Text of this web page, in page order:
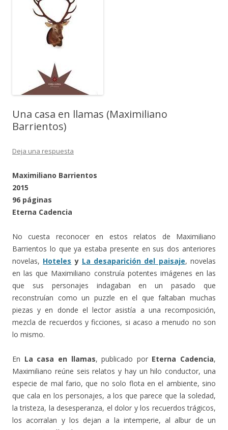
Una casa en llamas (Maximiliano
Barrientos)
Deja una respuesta
Maximiliano Barrientos
2015
96 páginas
Eterna Cadencia
No cuesta reconocer en estos relatos de Maximiliano
Barrientos lo que ya estaba presente en sus dos anteriores
novelas, Hoteles y La desaparición del paisaje, novelas
en las que Maximiliano construía potentes imágenes en las
que sus personajes indagaban en un pasado que
reconstruían como un puzzle en el que faltaban muchas
piezas y en donde el lector asistía a una recomposición,
mezcla de recuerdos y ficciones, si acaso a menudo no son
lo mismo.
En La casa en llamas, publicado por Eterna Cadencia,
Maximiliano reúne seis relatos y hay un hilo conductor, una
especie de mal fario, que no solo flota en el ambiente, sino
que cala en los personajes, a los que parece que la soledad,
la tristeza, la desesperanza, el dolor y los recuerdos trágicos,
los acorralan y los dejan a la intemperie, al albur de un